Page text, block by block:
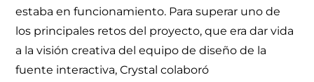
estaba en funcionamiento. Para superar uno de
los principales retos del proyecto, que era dar vida
a la visión creativa del equipo de diseño de la
fuente interactiva, Crystal colaboró